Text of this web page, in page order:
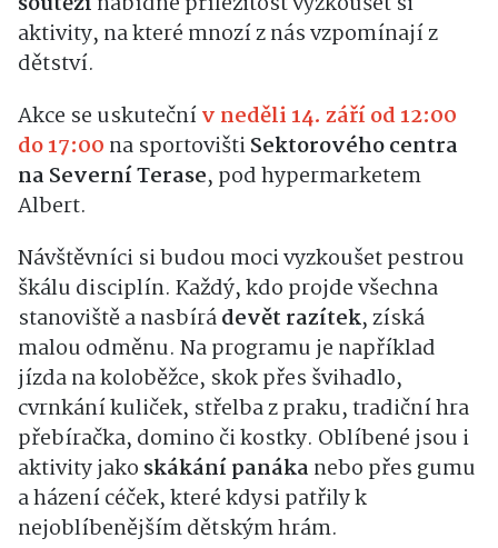
aktivity, na které mnozí z nás vzpomínají z
dětství.
Akce se uskutečnív neděli 14. září od 12:00
do 17:00 na sportovištiSektorového centra
na Severní Terase, pod hypermarketem
Albert.
Návštěvníci si budou moci vyzkoušet pestrou
škálu disciplín. Každý, kdo projde všechna
stanoviště a nasbírádevět razítek, získá
malou odměnu. Na programu je například
jízda na koloběžce, skok přes švihadlo,
cvrnkání kuliček, střelba z praku, tradiční hra
přebíračka, domino či kostky. Oblíbené jsou i
aktivity jako skákání panáka nebo přes gumu
a házení céček, které kdysi patřily k
nejoblíbenějším dětským hrám.